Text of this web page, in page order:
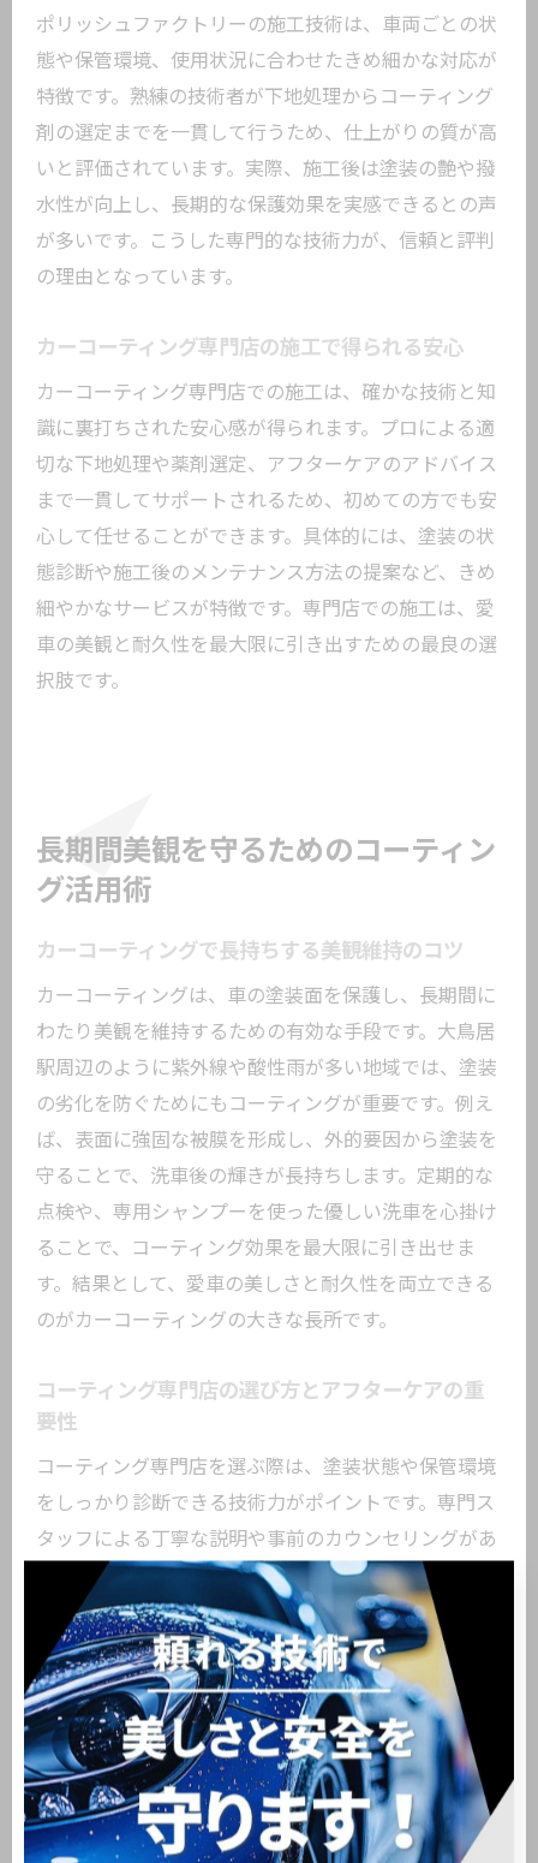
ポリッシュファクトリーの施工技術は、車両ごとの状
態や保管環境、使用状況に合わせたきめ細かな対応が
特徴です。熟練の技術者が下地処理からコーティング
剤の選定までを一貫して行うため、仕上がりの質が高
いと評価されています。実際、施工後は塗装の艶や撥
水性が向上し、長期的な保護効果を実感できるとの声
が多いです。こうした専門的な技術力が、信頼と評判
の理由となっています。
カーコーティング専門店の施工で得られる安心
カーコーティング専門店での施工は、確かな技術と知
識に裏打ちされた安心感が得られます。プロによる適
切な下地処理や薬剤選定、アフターケアのアドバイス
まで一貫してサポートされるため、初めての方でも安
心して任せることができます。具体的には、塗装の状
態診断や施工後のメンテナンス方法の提案など、きめ
細やかなサービスが特徴です。専門店での施工は、愛
車の美観と耐久性を最大限に引き出すための最良の選
択肢です。
長期間美観を守るためのコーティン
グ活用術
カーコーティングで長持ちする美観維持のコツ
カーコーティングは、車の塗装面を保護し、長期間に
わたり美観を維持するための有効な手段です。大鳥居
駅周辺のように紫外線や酸性雨が多い地域では、塗装
の劣化を防ぐためにもコーティングが重要です。例え
ば、表面に強固な被膜を形成し、外的要因から塗装を
守ることで、洗車後の輝きが長持ちします。定期的な
点検や、専用シャンプーを使った優しい洗車を心掛け
ることで、コーティング効果を最大限に引き出せま
す。結果として、愛車の美しさと耐久性を両立できる
のがカーコーティングの大きな長所です。
コーティング専門店の選び方とアフターケアの重
要性
コーティング専門店を選ぶ際は、塗装状態や保管環境
をしっかり診断できる技術力がポイントです。専門ス
タッフによる丁寧な説明や事前のカウンセリングがあ
る店舗を選ぶことで、最適なコーティングプランを提
案してもらえます。アフターケアも重要で、定期的な
メンテナンスやアドバイスが受けられる店舗なら、施
工後も安心です。具体的には、コーティングの状態確
認やメンテナンス洗車の案内など、長期的なサポート
体制が整っている専門店が信頼できます。
日常のメンテナンスで差がつくコーティング効果